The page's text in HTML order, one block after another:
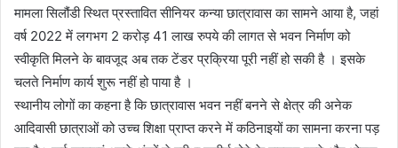
मामला सिलौंडी स्थित प्रस्तावित सीनियर कन्या छात्रावास का सामने आया है, जहां
वर्ष 2022 में लगभग 2 करोड़ 41 लाख रुपये की लागत से भवन निर्माण को
स्वीकृति मिलने के बावजूद अब तक टेंडर प्रक्रिया पूरी नहीं हो सकी है । इसके
चलते निर्माण कार्य शुरू नहीं हो पाया है ।
स्थानीय लोगों का कहना है कि छात्रावास भवन नहीं बनने से क्षेत्र की अनेक
आदिवासी छात्राओं को उच्च शिक्षा प्राप्त करने में कठिनाइयों का सामना करना पड़